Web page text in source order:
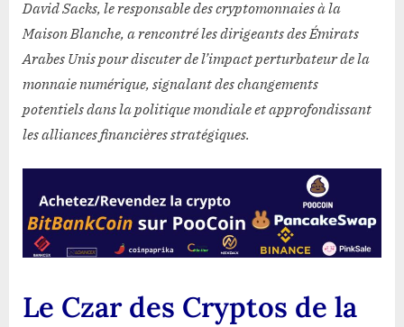
d’investissement
David Sacks, le responsable des cryptomonnaies à la
Maison Blanche, a rencontré les dirigeants des Émirats
Arabes Unis pour discuter de l’impact perturbateur de la
monnaie numérique, signalant des changements
potentiels dans la politique mondiale et approfondissant
les alliances financières stratégiques.
Le Czar des Cryptos de la